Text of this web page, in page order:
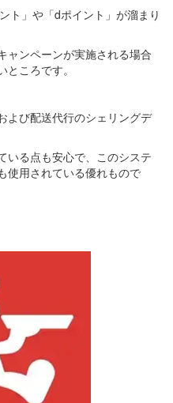
ト」や「dポイント」が溜まり
ャンペーンが実施される場合
ころです。
よび配送代行のシェリングデ
いる点も安心で、このシステ
使用されている優れもので